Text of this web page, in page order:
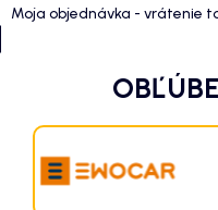
Moja objednávka - vrátenie